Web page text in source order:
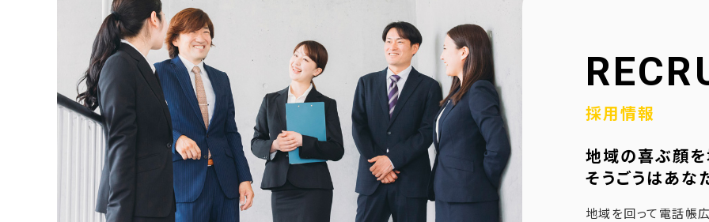
2025.09.10 NPO法人様と協働でエンディングノートを制作いたし
2025.08.20 官民協働事業として「佐用町エンディングノート」を制
2025.06.21 未来創造企業更新認定式典
2025.01.23 奈良県社会福祉協議会へ寄附金寄贈
2025.01.10 産学官金連携による「Discovery IBARAKI」が発刊さ
採用情報
地域の喜ぶ顔を
そうごうはあな
地域を回って電話帳